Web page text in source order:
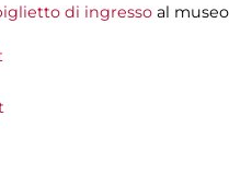
di ingresso al